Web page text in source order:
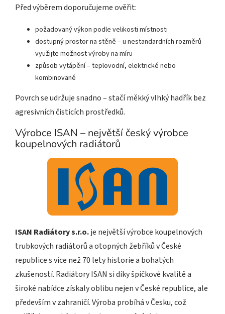
Před výběrem doporučujeme ověřit:
požadovaný výkon podle velikosti místnosti
dostupný prostor na stěně – u nestandardních rozměrů
využijte možnost výroby na míru
způsob vytápění – teplovodní, elektrické nebo
kombinované
Povrch se udržuje snadno – stačí měkký vlhký hadřík bez
agresivních čisticích prostředků.
Výrobce ISAN – největší český výrobce
koupelnových radiátorů
ISAN Radiátory s.r.o.je největší výrobce koupelnových
trubkových radiátorů a otopných žebříků v České
republice s více než 70 lety historie a bohatých
zkušeností. Radiátory ISAN si díky špičkové kvalitě a
široké nabídce získaly oblibu nejen v České republice, ale
především v zahraničí. Výroba probíhá v Česku, což